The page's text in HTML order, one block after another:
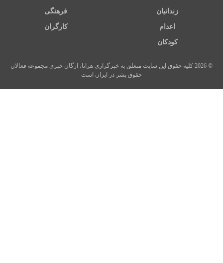
زندانیان فرهنگی
اعدام کارگران
کودکان
© 2026 کلیه حقوق این سایت متعلق به خبرگزاری هرانا، ارگان خبری مجموعه فعالان
حقوق بشر در ایران است